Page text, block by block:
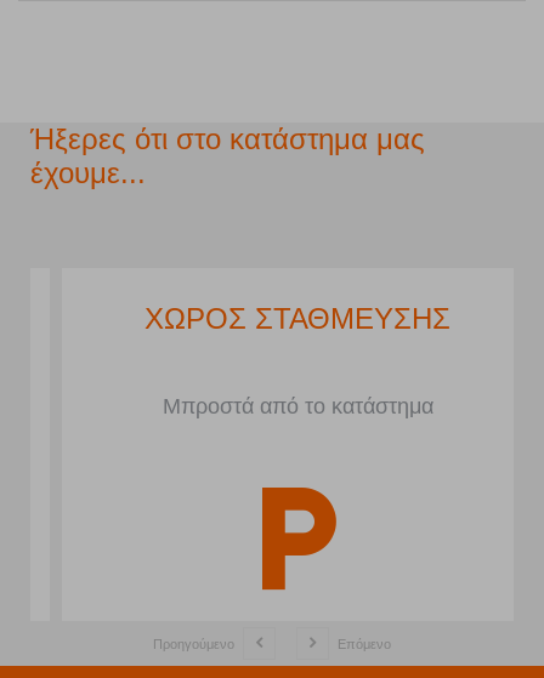
Ήξερες ότι στο κατάστημα μας
έχουμε...
ΧΩΡΟΣ ΣΤΑΘΜΕΥΣΗΣ
Μπροστά από το κατάστημα
Προηγούμενο Επόμενο